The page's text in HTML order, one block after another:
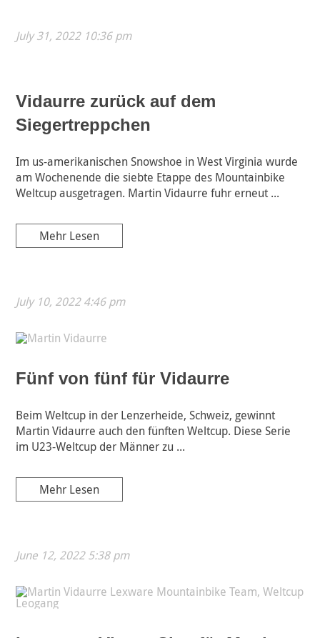
July 31, 2022 10:36 pm
Vidaurre zurück auf dem
Siegertreppchen
Im us-amerikanischen Snowshoe in West Virginia wurde
am Wochenende die siebte Etappe des Mountainbike
Weltcup ausgetragen. Martin Vidaurre fuhr erneut ...
Mehr Lesen
July 10, 2022 4:46 pm
Fünf von fünf für Vidaurre
Beim Weltcup in der Lenzerheide, Schweiz, gewinnt
Martin Vidaurre auch den fünften Weltcup. Diese Serie
im U23-Weltcup der Männer zu ...
Mehr Lesen
June 12, 2022 5:38 pm